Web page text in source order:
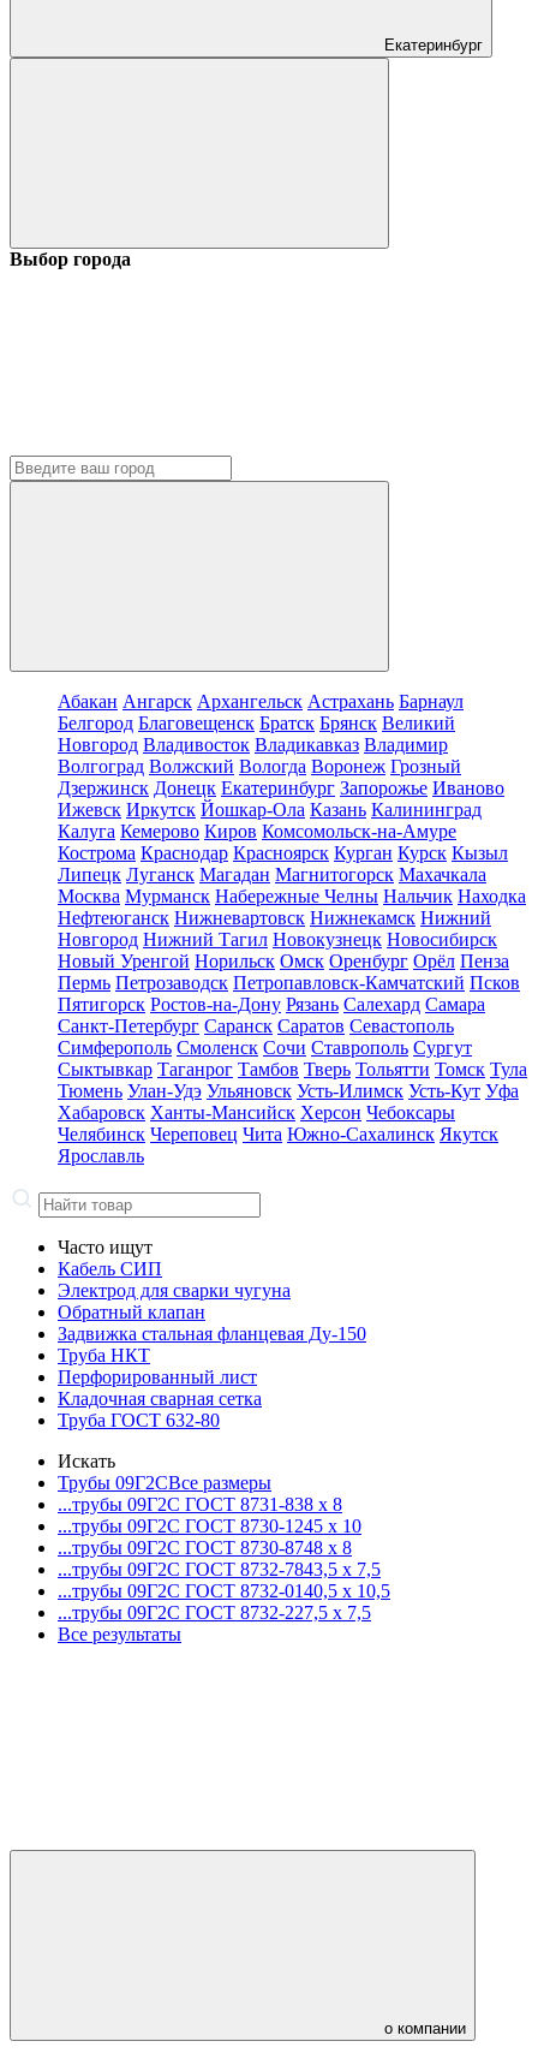
Екатеринбург
Выбор города
Абакан Ангарск Архангельск Астрахань Барнаул
Белгород Благовещенск Братск Брянск Великий
Новгород Владивосток Владикавказ Владимир
Волгоград Волжский Вологда Воронеж Грозный
Дзержинск Донецк Екатеринбург Запорожье Иваново
Ижевск Иркутск Йошкар-Ола Казань Калининград
Калуга Кемерово Киров Комсомольск-на-Амуре
Кострома Краснодар Красноярск Курган Курск Кызыл
Липецк Луганск Магадан Магнитогорск Махачкала
Москва Мурманск Набережные Челны Нальчик Находка
Нефтеюганск Нижневартовск Нижнекамск Нижний
Новгород Нижний Тагил Новокузнецк Новосибирск
Новый Уренгой Норильск Омск Оренбург Орёл Пенза
Пермь Петрозаводск Петропавловск-Камчатский Псков
Пятигорск Ростов-на-Дону Рязань Салехард Самара
Санкт-Петербург Саранск Саратов Севастополь
Симферополь Смоленск Сочи Ставрополь Сургут
Сыктывкар Таганрог Тамбов Тверь Тольятти Томск Тула
Тюмень Улан-Удэ Ульяновск Усть-Илимск Усть-Кут Уфа
Хабаровск Ханты-Мансийск Херсон Чебоксары
Челябинск Череповец Чита Южно-Сахалинск Якутск
Ярославль
Часто ищут
Кабель СИП
Электрод для сварки чугуна
Обратный клапан
Задвижка стальная фланцевая Ду-150
Труба НКТ
Перфорированный лист
Кладочная сварная сетка
Труба ГОСТ 632-80
Искать
Трубы 09Г2СВсе размеры
...трубы 09Г2С ГОСТ 8731-838 x 8
...трубы 09Г2С ГОСТ 8730-1245 x 10
...трубы 09Г2С ГОСТ 8730-8748 x 8
...трубы 09Г2С ГОСТ 8732-7843,5 x 7,5
...трубы 09Г2С ГОСТ 8732-0140,5 x 10,5
...трубы 09Г2С ГОСТ 8732-227,5 x 7,5
Все результаты
о компании